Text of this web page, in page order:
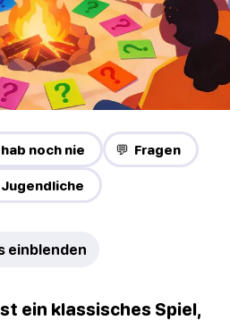
noch nie 💬 Fragen
Jugendliche
einblenden
ein klassisches Spiel,